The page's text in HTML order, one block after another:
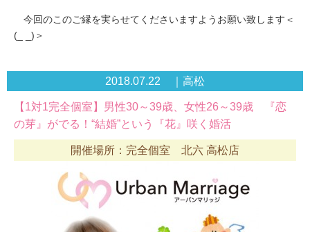
今回のこのご縁を実らせてくださいますようお願い致します＜
(_ _)＞
2018.07.22 ｜高松
【1対1完全個室】男性30～39歳、女性26～39歳 『恋
の芽』がでる！“結婚”という『花』咲く婚活
開催場所：完全個室 北六 高松店